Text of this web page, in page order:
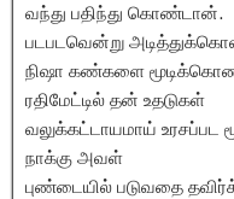
வந்து பதிந்து கொண்டான்.
படபடவென்று
நிஷா கண்களை
ரதிமேட்டில் தன் உதடுகள்
வலுக்கட்டாயமாய் உரசப்பட
நாக்கு அவள்
புண்டையில் படுவதை